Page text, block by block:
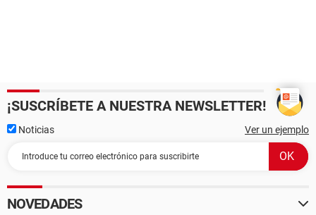
¡SUSCRÍBETE A NUESTRA NEWSLETTER!
Noticias Ver un ejemplo
NOVEDADES